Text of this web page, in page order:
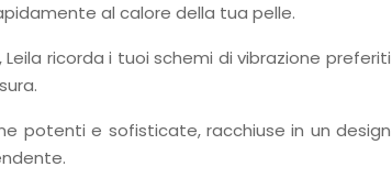
al calore della tua pelle.
ricorda i tuoi schemi di vibrazione preferiti
potenti e sofisticate, racchiuse in un design